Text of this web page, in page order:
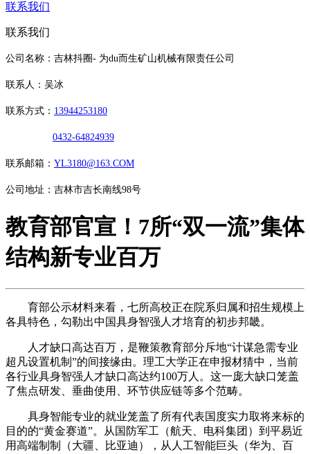
联系我们
联系我们
公司名称：吉林抖圈- 为du而生矿山机械有限责任公司
联系人：吴冰
联系方式： 13944253180
0432-64824939
联系邮箱： YL3180@163.COM
公司地址：吉林市吉长南线98号
教育部官宣！7所“双一流”集体
结构新专业百万
育部公示材料来看，七所高校正在院系归属和招生规模上
各具特色，勾勒出中国具身智强人才培育的初步邦畿。
人才缺口高达百万，是鞭策教育部分斥地“计谋急需专业
超凡设置机制”的间接缘由。理工大学正在申报材猜中，当前
各行业具身智强人才缺口高达约100万人。这一庞大缺口笼盖
了焦点研发、垂曲使用、环节供应链等多个范畴。
具身智能专业的就业笼盖了所有代表国度实力取将来标的
目的的“黄金赛道”。从国防军工（航天、电科集团）到平易近
用高端制制（大疆、比亚迪），从人工智能巨头（华为、百